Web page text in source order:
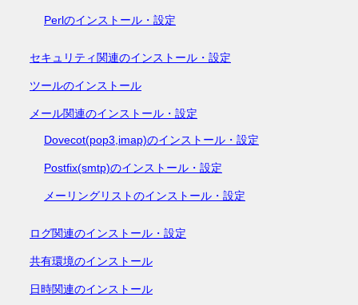
Perlのインストール・設定
セキュリティ関連のインストール・設定
ツールのインストール
メール関連のインストール・設定
Dovecot(pop3,imap)のインストール・設定
Postfix(smtp)のインストール・設定
メーリングリストのインストール・設定
ログ関連のインストール・設定
共有環境のインストール
日時関連のインストール